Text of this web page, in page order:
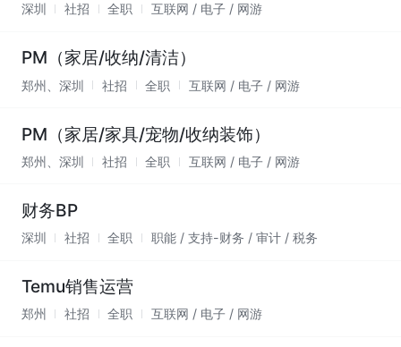
深圳 社招 全职 互联网 / 电子 / 网游
PM（家居/收纳/清洁）
郑州、深圳 社招 全职 互联网 / 电子 / 网游
PM（家居/家具/宠物/收纳装饰）
郑州、深圳 社招 全职 互联网 / 电子 / 网游
财务BP
深圳 社招 全职 职能 / 支持-财务 / 审计 / 税务
Temu销售运营
郑州 社招 全职 互联网 / 电子 / 网游